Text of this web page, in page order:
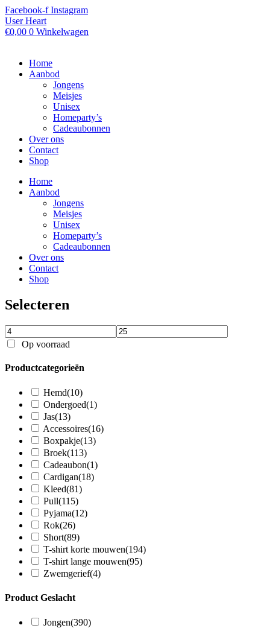
Ga
naar
de
Facebook-f Instagram
User Heart
€0,00 0 Winkelwagen
Home
Aanbod
Jongens
Meisjes
Unisex
Homeparty’s
Cadeaubonnen
Over ons
Contact
Shop
Home
Aanbod
Jongens
Meisjes
Unisex
Homeparty’s
Cadeaubonnen
Over ons
Contact
Shop
Selecteren
Op voorraad
Productcategorieën
Hemd(10)
Ondergoed(1)
Jas(13)
Accessoires(16)
Boxpakje(13)
Broek(113)
Cadeaubon(1)
Cardigan(18)
Kleed(81)
Pull(115)
Pyjama(12)
Rok(26)
Short(89)
T-shirt korte mouwen(194)
T-shirt lange mouwen(95)
Zwemgerief(4)
Product Geslacht
Jongen(390)